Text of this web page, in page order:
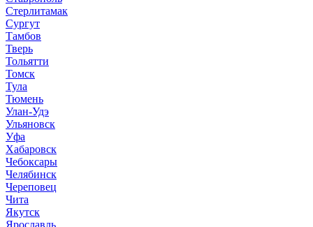
Стерлитамак
Сургут
Тамбов
Тверь
Тольятти
Томск
Тула
Тюмень
Улан-Удэ
Ульяновск
Уфа
Хабаровск
Чебоксары
Челябинск
Череповец
Чита
Якутск
Ярославль